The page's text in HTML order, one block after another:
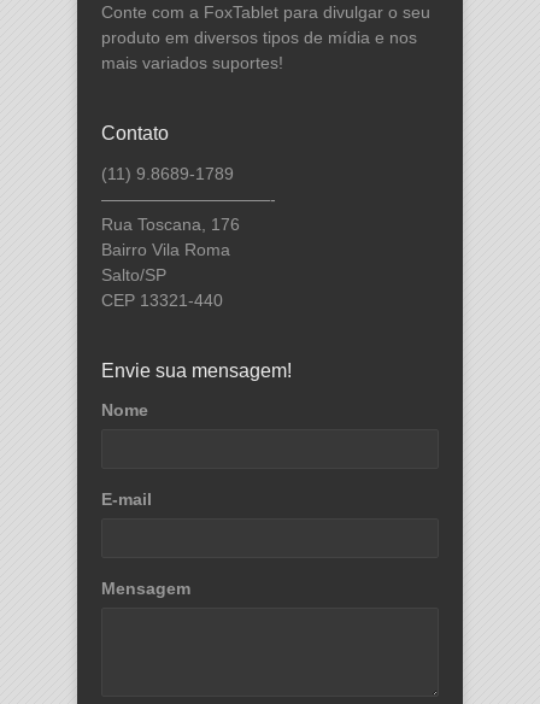
Conte com a FoxTablet para divulgar o seu
produto em diversos tipos de mídia e nos
mais variados suportes!
Contato
(11) 9.8689-1789
——————————-
Rua Toscana, 176
Bairro Vila Roma
Salto/SP
CEP 13321-440
Envie sua mensagem!
Nome
E-mail
Mensagem